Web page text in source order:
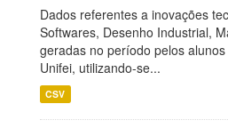
Dados referentes a inovações
Softwares, Desenho Industrial,
geradas no período pelos
Unifei, utilizando-se...
CSV